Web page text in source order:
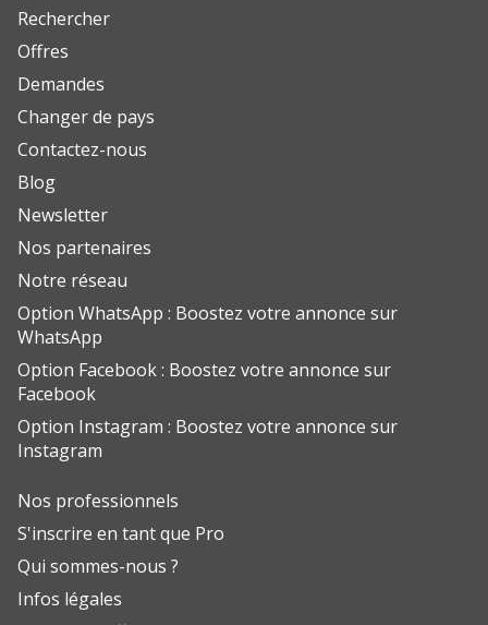
Rechercher
Offres
Demandes
Changer de pays
Contactez-nous
Blog
Newsletter
Nos partenaires
Notre réseau
Option WhatsApp : Boostez votre annonce sur
WhatsApp
Option Facebook : Boostez votre annonce sur
Facebook
Option Instagram : Boostez votre annonce sur
Instagram
Nos professionnels
S'inscrire en tant que Pro
Qui sommes-nous ?
Infos légales